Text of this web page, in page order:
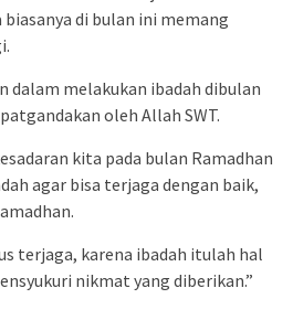
biasanya di bulan ini memang
dalam melakukan ibadah dibulan
oleh Allah SWT.
kita pada bulan Ramadhan
agar bisa terjaga dengan baik,
terjaga, karena ibadah itulah hal
nikmat yang diberikan.”